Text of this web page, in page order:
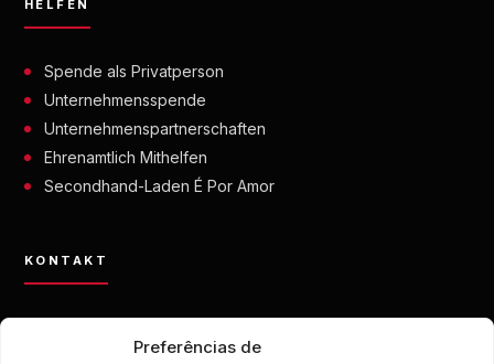
Preferências de
HELFEN
Spende als Privatperson
Unternehmensspende
Unternehmenspartnerschaften
Ehrenamtlich Mithelfen
Secondhand-Laden É Por Amor
KONTAKT
+55 21 99028-9090